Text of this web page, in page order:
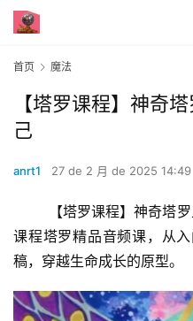
首页 魔法
【塔罗课程】神奇
己
anrt1 27 de 2 月 de 2025 14:49
课程塔罗精品音频课，从
稿，穿越生命成长的原型。